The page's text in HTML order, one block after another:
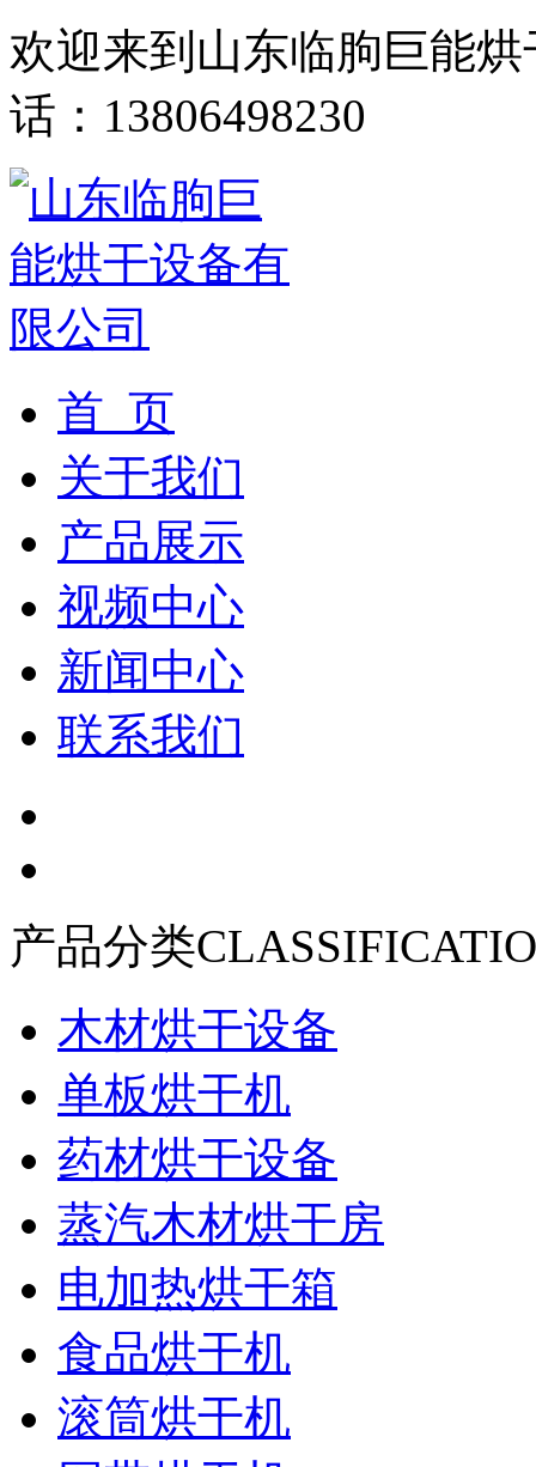
欢迎来到山东临朐巨能
话：13806498230
首 页
关于我们
产品展示
视频中心
新闻中心
联系我们
产品分类
木材烘干设备
单板烘干机
药材烘干设备
蒸汽木材烘干房
电加热烘干箱
食品烘干机
滚筒烘干机